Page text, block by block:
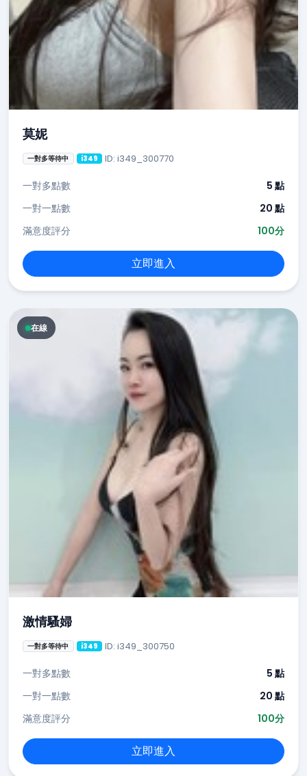
莫妮
一對多等待中 i349 ID: i349_300770
一對多點數
5 點
一對一點數
20 點
滿意度評分
100分
立即進入
在線
激情騷婦
一對多等待中 i349 ID: i349_300750
一對多點數
5 點
一對一點數
20 點
滿意度評分
100分
立即進入